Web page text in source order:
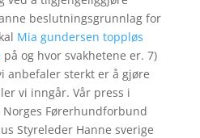
beslutningsgrunnlag for
Mia gundersen toppløs
på og hvor svakhetene er. 7)
anbefaler sterkt er å gjøre
vi inngår. Vår press i
Førerhundforbund
Styreleder Hanne sverige